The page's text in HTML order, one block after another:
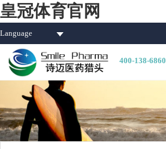
皇冠体育官网
Language
400-138-6860